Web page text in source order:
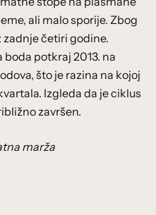
ali malo sporije. Zbog
zadnje četiri godine.
boda potkraj 2013. na
što je razina na kojoj
Izgleda da je ciklus
završen.
marža